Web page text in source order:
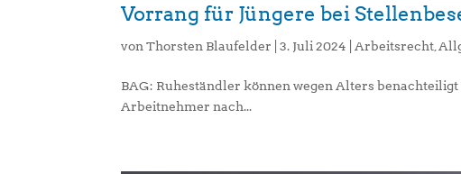
Vorrang für Jüngere bei
vonThorsten Blaufelder |3. Juli 2024 Arbeitsrecht
BAG: Ruheständler können wegen Alters
Arbeitnehmer nach...